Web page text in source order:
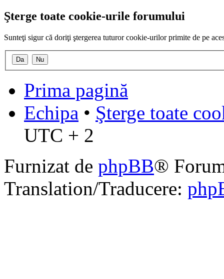
Şterge toate cookie-urile forumului
Sunteţi sigur că doriţi ştergerea tuturor cookie-urilor primite de pe
Prima pagină
Echipa • Şterge toate
UTC + 2
Furnizat de phpBB®
Translation/Traducere: